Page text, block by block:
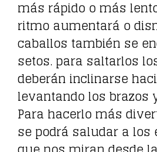
más rápido o más
ritmo aumentará o
caballos también se
setos. para saltarlos
deberán inclinarse
levantando los brazos
Para hacerlo más
se podrá saludar a los